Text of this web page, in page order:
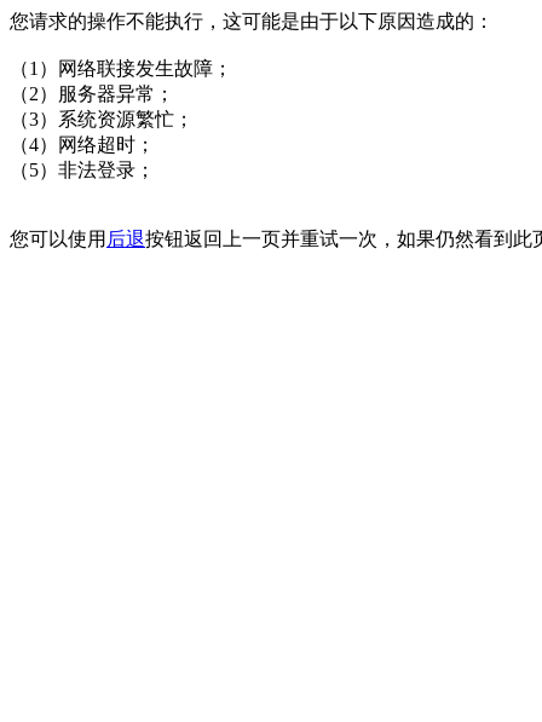
您请求的操作不能执行，这可能是由于以下原因造成的：
（1）网络联接发生故障；
（2）服务器异常；
（3）系统资源繁忙；
（4）网络超时；
（5）非法登录；
您可以使用 后退按钮返回上一页并重试一次，如果仍然看到此